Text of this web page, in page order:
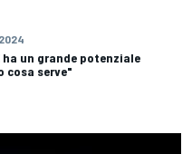
ha un grande potenziale
cosa serve"